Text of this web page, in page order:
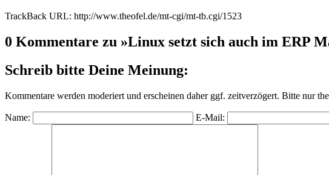
TrackBack URL: http://www.theofel.de/mt-cgi/mt-tb.cgi/1523
0 Kommentare zu »Linux setzt sich auch im ERP
Schreib bitte Deine Meinung:
Kommentare werden moderiert und erscheinen daher ggf. zeitverzögert. Bitte nur
Name: E-Mail: